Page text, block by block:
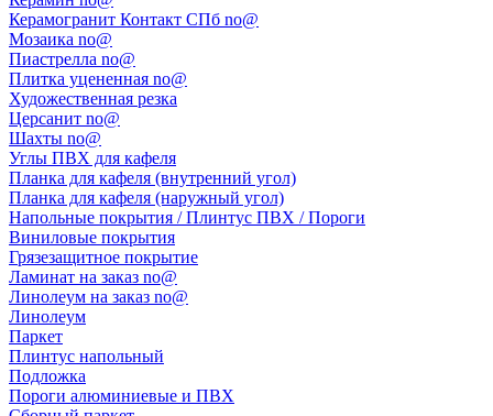
Керамогранит Контакт СПб no@
Мозаика no@
Пиастрелла no@
Плитка уцененная no@
Художественная резка
Церсанит no@
Шахты no@
Углы ПВХ для кафеля
Планка для кафеля (внутренний угол)
Планка для кафеля (наружный угол)
Напольные покрытия / Плинтус ПВХ / Пороги
Виниловые покрытия
Грязезащитное покрытие
Ламинат на заказ no@
Линолеум на заказ no@
Линолеум
Паркет
Плинтус напольный
Подложка
Пороги алюминиевые и ПВХ